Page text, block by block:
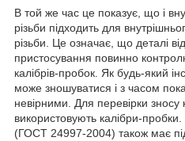
В той же час це показує, що і
різьби підходить для
різьби. Це означає, що деталі
пристосування повинно
калібрів-пробок. Як будь-який
може зношуватися і з часом
невірними. Для перевірки зносу
використовують калібри-
(ГОСТ 24997-2004) також має